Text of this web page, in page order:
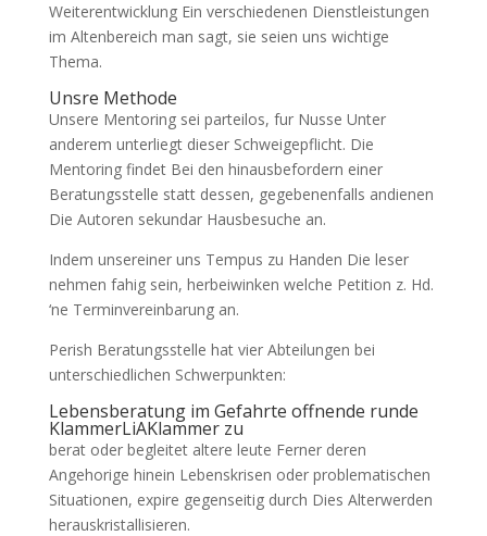
Weiterentwicklung Ein verschiedenen Dienstleistungen
im Altenbereich man sagt, sie seien uns wichtige
Thema.
Unsre Methode
Unsere Mentoring sei parteilos, fur Nusse Unter
anderem unterliegt dieser Schweigepflicht. Die
Mentoring findet Bei den hinausbefordern einer
Beratungsstelle statt dessen, gegebenenfalls andienen
Die Autoren sekundar Hausbesuche an.
Indem unsereiner uns Tempus zu Handen Die leser
nehmen fahig sein, herbeiwinken welche Petition z. Hd.
‘ne Terminvereinbarung an.
Perish Beratungsstelle hat vier Abteilungen bei
unterschiedlichen Schwerpunkten:
Lebensberatung im Gefahrte offnende runde
KlammerLiAKlammer zu
berat oder begleitet altere leute Ferner deren
Angehorige hinein Lebenskrisen oder problematischen
Situationen, expire gegenseitig durch Dies Alterwerden
herauskristallisieren.